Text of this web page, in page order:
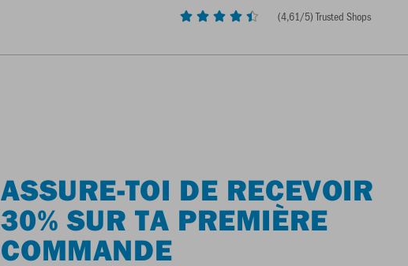
(4,61/5) Trusted Shops
ASSURE-TOI DE RECEVOIR
30% SUR TA PREMIÈRE
COMMANDE